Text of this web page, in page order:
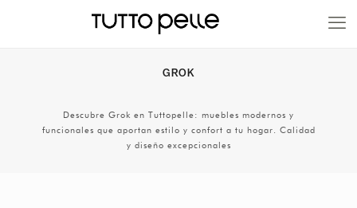
20% EN PRODUCTOS A FABRICACIÓN
GROK
Descubre Grok en Tuttopelle: muebles modernos y
funcionales que aportan estilo y confort a tu hogar. Calidad
y diseño excepcionales